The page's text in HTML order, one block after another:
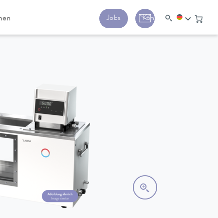
Jobs Kontakt